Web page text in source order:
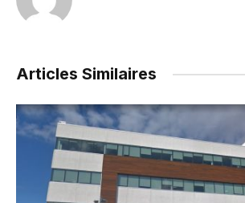
Articles Similaires